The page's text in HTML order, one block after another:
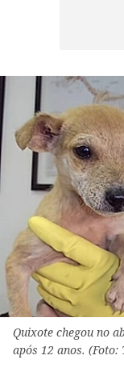
Quixote chegou no
após 12 anos.